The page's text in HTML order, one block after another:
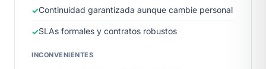
Continuidad garantizada aunque cambie personal
SLAs formales y contratos robustos
INCONVENIENTES